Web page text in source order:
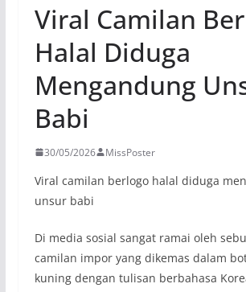
Viral Camilan
Halal Diduga
Mengandung
Babi
30/05/2026 MissPoster
Viral camilan berlogo halal diduga
unsur babi
Di media sosial sangat ramai oleh
camilan impor yang dikemas dalam
kuning dengan tulisan berbahasa